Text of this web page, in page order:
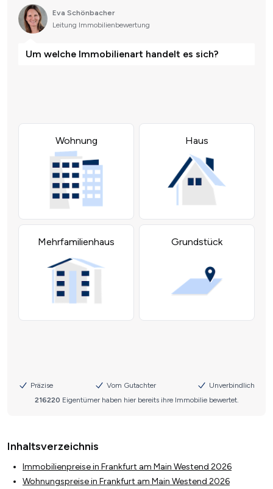
Inhaltsverzeichnis
Immobilienpreise in Frankfurt am Main Westend 2026
Wohnungspreise in Frankfurt am Main Westend 2026